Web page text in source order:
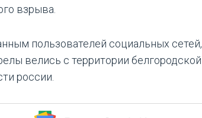
взрыва.
пользователей социальных сетей,
велись с территории белгородской
россии.